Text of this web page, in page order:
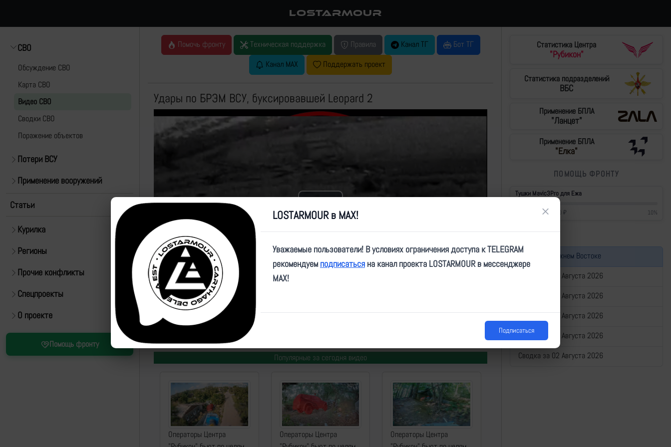
LOSTARMOUR
СВО
Обсуждение СВО
Карта СВО
Видео СВО
Cводки СВО
Поражение объектов
Потери ВСУ
Применение вооружений
Статьи
Курилка
Регионы
Прочие конфликты
Спецпроекты
О проекте
Помощь фронту
Помочь фронту Техническая поддержка Правила Канал ТГ
Бот ТГ
Канал MAX
Поддержать проект
Удары по БРЭМ ВСУ, буксировавшей Leopard 2
Play
Video
https://t.me/bezdushnie/189
21963| Автор:
Популярные за сегодня видео
Операторы Центра
Операторы Центра
Операторы Центра
Статистика Центра
"Рубикон"
Статистика подразделений
ВБС
Применение БПЛА
"Ланцет"
Применение БПЛА
"Елка"
ПОМОЩЬ ФРОНТУ
Тушки Mavic3Pro для Ежа
430 000 ₽ 10%
Война на Ближнем Востоке
Сводка за 06 Августа 2026
Сводка за 05 Августа 2026
Сводка за 04 Августа 2026
Сводка за 03 Августа 2026
Сводка за 02 Августа 2026
LOSTARMOUR в MAX! ×
Уважаемые пользователи! В условиях ограничения доступа к TELEGRAM
рекомендуем подписаться на канал проекта LOSTARMOUR в мессенджере
MAX!
Подписаться